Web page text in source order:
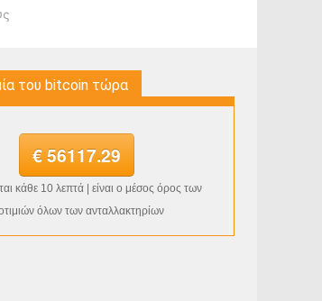
του bitcoin τώρα
€ 56117.29
κάθε 10 λεπτά | είναι ο μέσος όρος των
όλων των ανταλλακτηρίων